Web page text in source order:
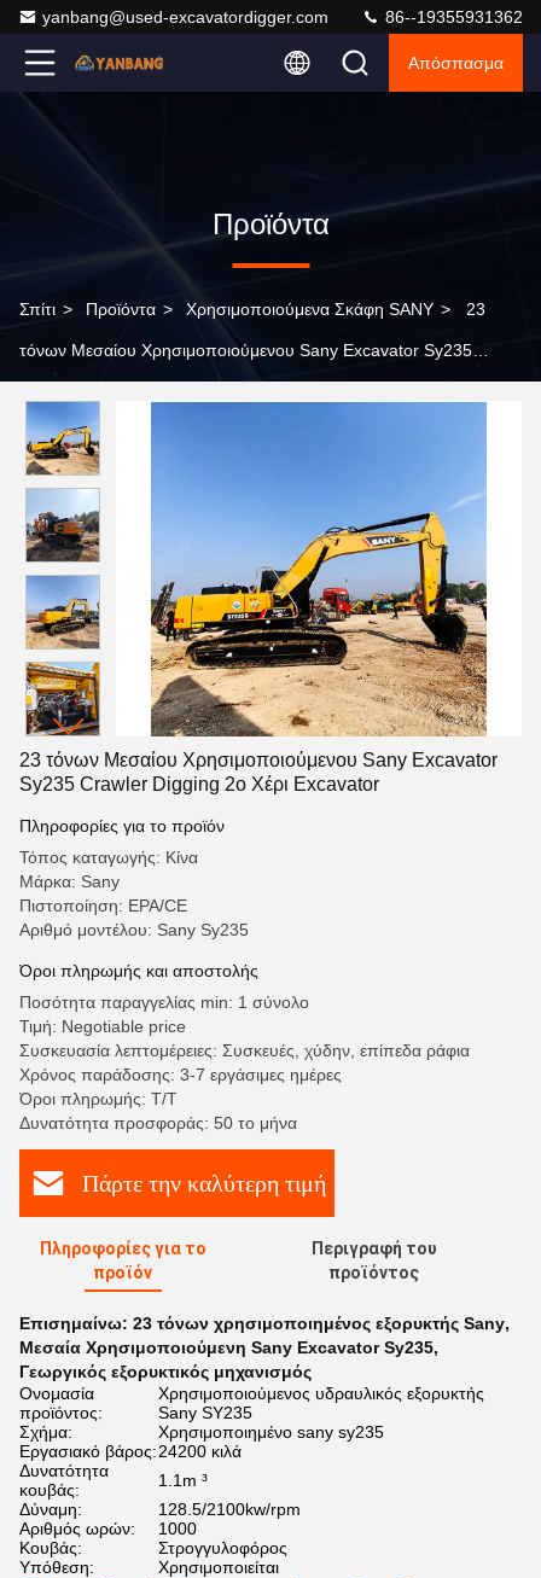
yanbang@used-excavatordigger.com 86--19355931362
Απόσπασμα
Προϊόντα
Σπίτι > Προϊόντα > Χρησιμοποιούμενα Σκάφη SANY > 23
τόνων Μεσαίου Χρησιμοποιούμενου Sany Excavator Sy235
23 τόνων Μεσαίου Χρησιμοποιούμενου Sany Excavator
Sy235 Crawler Digging 2ο Χέρι Excavator
Πληροφορίες για το προϊόν
Τόπος καταγωγής: Κίνα
Μάρκα: Sany
Πιστοποίηση: EPA/CE
Αριθμό μοντέλου: Sany Sy235
Όροι πληρωμής και αποστολής
Ποσότητα παραγγελίας min: 1 σύνολο
Τιμή: Negotiable price
Συσκευασία λεπτομέρειες: Συσκευές, χύδην, επίπεδα ράφια
Χρόνος παράδοσης: 3-7 εργάσιμες ημέρες
Όροι πληρωμής: Τ/Τ
Δυνατότητα προσφοράς: 50 το μήνα
Πάρτε την καλύτερη τιμή
Πληροφορίες για το
προϊόν
Περιγραφή του
προϊόντος
Επισημαίνω: 23 τόνων χρησιμοποιημένος εξορυκτής Sany,
Μεσαία Χρησιμοποιούμενη Sany Excavator Sy235,
Γεωργικός εξορυκτικός μηχανισμός
Ονομασία
προϊόντος:
Χρησιμοποιούμενος υδραυλικός εξορυκτής
Sany SY235
Σχήμα:
Χρησιμοποιημένο sany sy235
Εργασιακό βάρος:24200 κιλά
Δυνατότητα
κουβάς:
1.1m ³
Δύναμη:
128.5/2100kw/rpm
Αριθμός ωρών:
1000
Κουβάς:
Στρογγυλοφόρος
Υπόθεση:
Χρησιμοποιείται